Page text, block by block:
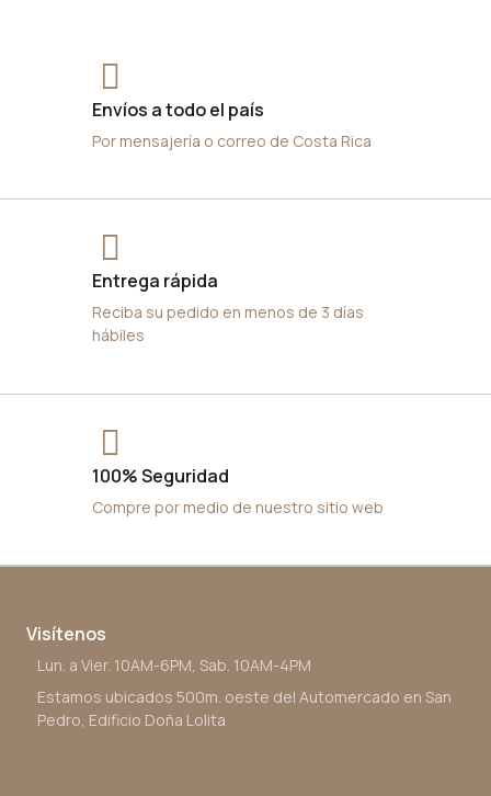
Envíos a todo el país
Por mensajería o correo de Costa Rica
Entrega rápida
Reciba su pedido en menos de 3 días
hábiles
100% Seguridad
Compre por medio de nuestro sitio web
Visítenos
Lun. a Vier. 10AM-6PM, Sab. 10AM-4PM
Estamos ubicados 500m. oeste del Automercado en San
Pedro, Edificio Doña Lolita